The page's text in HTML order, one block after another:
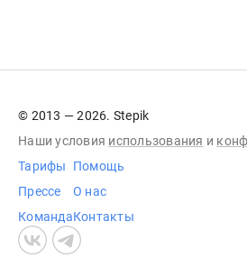
© 2013 — 2026. Stepik
Наши условия использования и
Тарифы
Прессе
Команда
Помощь
О нас
Контакты